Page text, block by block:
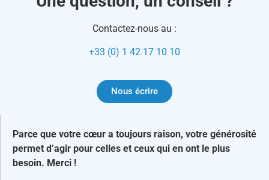
Contactez-nous au :
+33 (0) 1 42 17 10 10
Nous écrire
Parce que votre cœur a toujours raison, votre générosité
permet d’agir pour celles et ceux qui en ont le plus
besoin. Merci !